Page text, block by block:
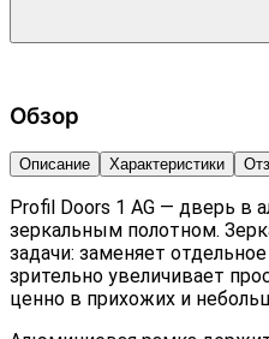
Обзор
Описание Характеристики
Profil Doors 1 AG — дверь
зеркальным полотном.
задачи: заменяет
зрительно увеличивает
ценно в прихожих и